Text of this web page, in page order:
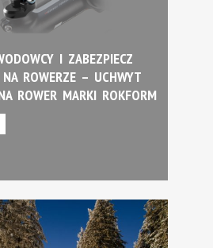
I ZABEZPIECZ
ROWERZE – UCHWYT
ROWER MARKI ROKFORM